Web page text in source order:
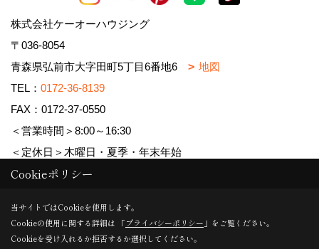
株式会社ケーオーハウジング
〒036-8054
青森県弘前市大字田町5丁目6番地6
地図
TEL： 0172-36-8139
FAX：0172-37-0550
＜営業時間＞8:00～16:30
＜定休日＞木曜日・夏季・年末年始
Copyright (c) 株式会社ケーオーハウジング. All Rights Reserved.
Produced byゴデスクリエイト
Cookieポリシー
当サイトではCookieを使用します。
Cookieの使用に関する詳細は 「プライバシーポリシー 」をご覧ください。
Cookieを受け入れるか拒否するか選択してください。